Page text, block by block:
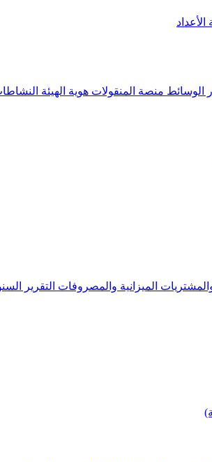
الوسائط منصة المنقولات هوية الهيئة
الميزانية والمصروفات التقرير